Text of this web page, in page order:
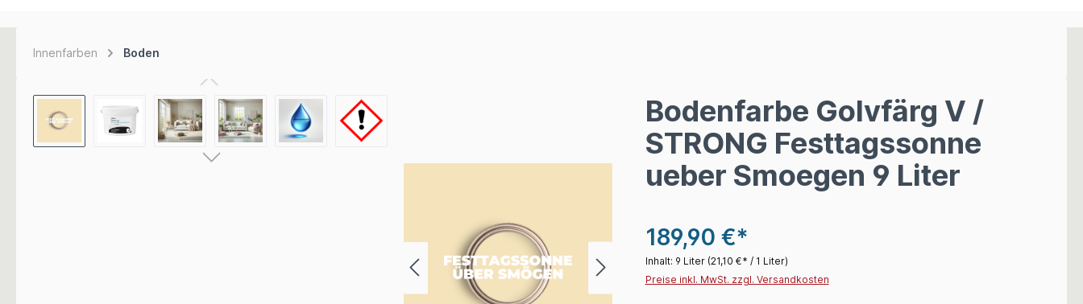
Innenfarben Boden
Bodenfarbe Golvfärg V /
STRONG Festtagssonne
ueber Smoegen 9 Liter
189,90 €*
Inhalt: 9 Liter (21,10 €* / 1 Liter)
Preise inkl. MwSt. zzgl. Versandkosten